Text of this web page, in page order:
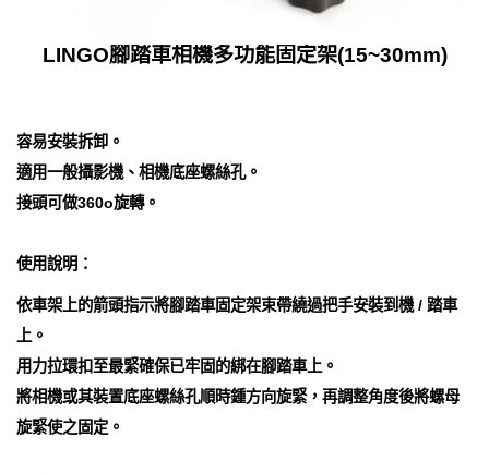
LINGO腳踏車相機多功能固定架(15~30mm)
容易安裝拆卸。
適用一般攝影機、相機底座螺絲孔。
接頭可做360o旋轉。
使用說明：
依車架上的箭頭指示將腳踏車固定架束帶繞過把手安裝到機 / 踏車
上。
用力拉環扣至最緊確保已牢固的綁在腳踏車上。
將相機或其裝置底座螺絲孔順時鍾方向旋緊，再調整角度後將螺母
旋緊使之固定。